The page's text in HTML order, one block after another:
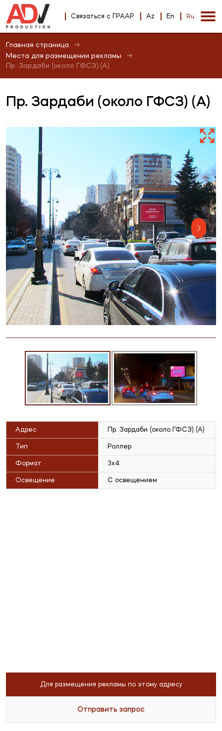
Связаться с ГРААР Az En Ru
Главная страница
Места для размещении рекламы
Пр. Зардаби (около ГФСЗ) (А)
Пр. Зардаби (около ГФСЗ) (А)
Адрес Пр. Зардаби (около ГФСЗ) (А)
Тип Роллер
Формат 3x4
Освещение С освещением
Для размещения рекламы по этому адресу
Отправить запрос